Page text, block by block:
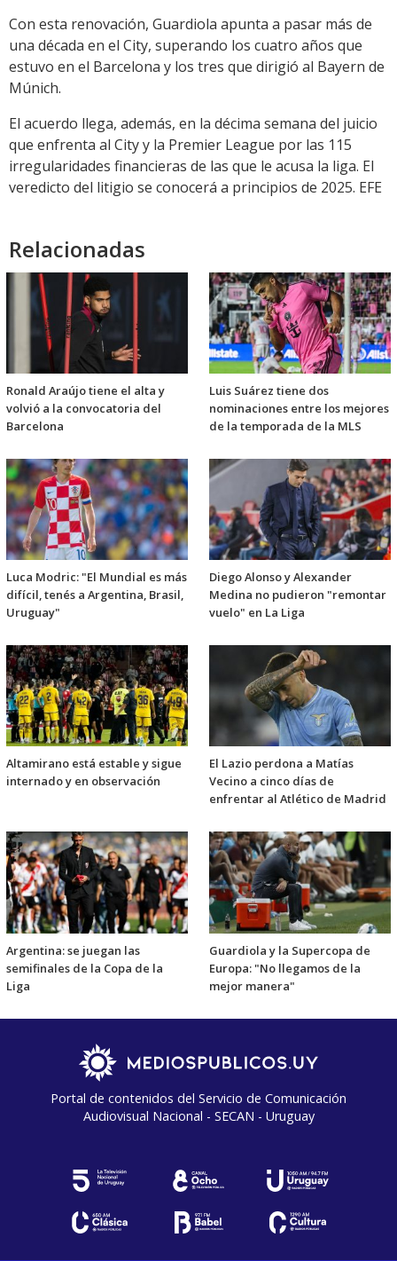
Con esta renovación, Guardiola apunta a pasar más de
una década en el City, superando los cuatro años que
estuvo en el Barcelona y los tres que dirigió al Bayern de
Múnich.
El acuerdo llega, además, en la décima semana del juicio
que enfrenta al City y la Premier League por las 115
irregularidades financieras de las que le acusa la liga. El
veredicto del litigio se conocerá a principios de 2025. EFE
Relacionadas
Ronald Araújo tiene el alta y
volvió a la convocatoria del
Barcelona
Luis Suárez tiene dos
nominaciones entre los mejores
de la temporada de la MLS
Luca Modric: "El Mundial es más
difícil, tenés a Argentina, Brasil,
Uruguay"
Diego Alonso y Alexander
Medina no pudieron "remontar
vuelo" en La Liga
Altamirano está estable y sigue
internado y en observación
El Lazio perdona a Matías
Vecino a cinco días de
enfrentar al Atlético de Madrid
Argentina: se juegan las
semifinales de la Copa de la
Liga
Guardiola y la Supercopa de
Europa: "No llegamos de la
mejor manera"
Portal de contenidos del Servicio de Comunicación
Audiovisual Nacional - SECAN - Uruguay